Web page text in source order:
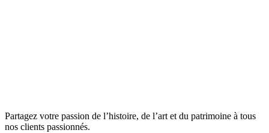
Partagez votre passion de l’histoire, de l’art et du patrimoine à tous
nos clients passionnés.